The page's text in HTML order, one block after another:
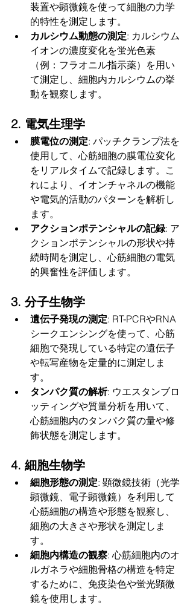
装置や顕微鏡を使って細胞の力学
的特性を測定します。
カルシウム動態の測定: カルシウム
イオンの濃度変化を蛍光色素
（例：フラオニル指示薬）を用い
て測定し、細胞内カルシウムの挙
動を観察します。
2. 電気生理学
膜電位の測定: パッチクランプ法を
使用して、心筋細胞の膜電位変化
をリアルタイムで記録します。こ
れにより、イオンチャネルの機能
や電気的活動のパターンを解析し
ます。
アクションポテンシャルの記録: ア
クションポテンシャルの形状や持
続時間を測定し、心筋細胞の電気
的興奮性を評価します。
3. 分子生物学
遺伝子発現の測定: RT-PCRやRNA
シークエンシングを使って、心筋
細胞で発現している特定の遺伝子
や転写産物を定量的に測定しま
す。
タンパク質の解析: ウエスタンブロ
ッティングや質量分析を用いて、
心筋細胞内のタンパク質の量や修
飾状態を測定します。
4. 細胞生物学
細胞形態の測定: 顕微鏡技術（光学
顕微鏡、電子顕微鏡）を利用して
心筋細胞の構造や形態を観察し、
細胞の大きさや形状を測定しま
す。
細胞内構造の観察: 心筋細胞内のオ
ルガネラや細胞骨格の構造を特定
するために、免疫染色や蛍光顕微
鏡を使用します。